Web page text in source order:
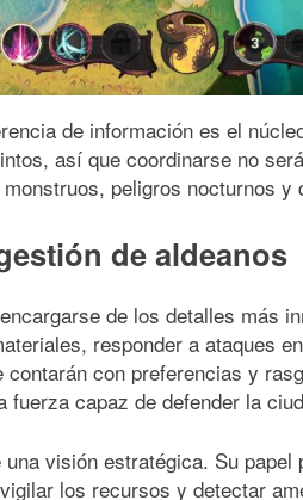
de información es el
así que coordinarse no
peligros nocturnos y
de aldeanos
de los detalles más
responder a ataques
con preferencias y
capaz de defender la
visión estratégica. Su
los recursos y detectar